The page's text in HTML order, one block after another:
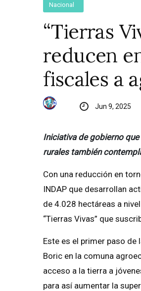
Nacional
“Tierras
reducen
fiscales a
Jun 9, 2025
Iniciativa de gobierno
rurales también
Con una reducción en
INDAP que desarrollan
de 4.028 hectáreas a
“Tierras Vivas” que
Este es el primer paso de
Boric en la comuna
acceso a la tierra a
para así aumentar la